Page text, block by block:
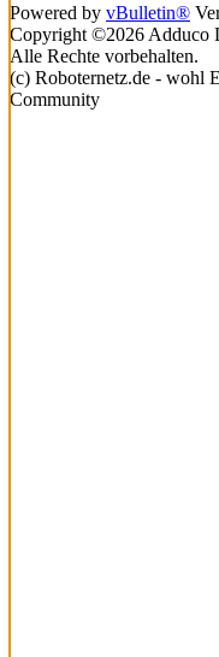
Powered by vBulletin®
Copyright ©2026 Adduco
Alle Rechte vorbehalten.
(c) Roboternetz.de - wohl
Community